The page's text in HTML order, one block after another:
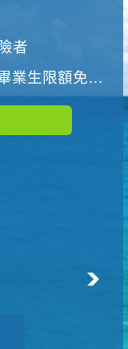
者
限額免費參加